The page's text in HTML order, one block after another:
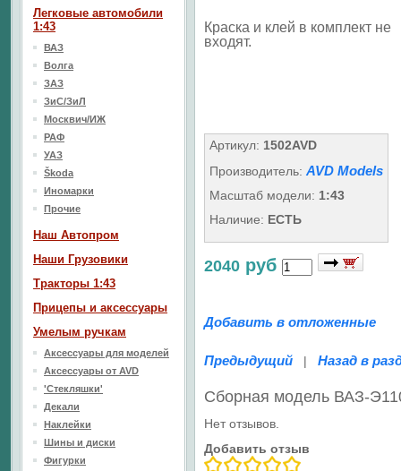
Краска и клей в комплект не
входят.
Артикул: 1502AVD
Производитель: AVD Models
Масштаб модели: 1:43
Наличие: ЕСТЬ
2040 руб
Добавить в отложенные
Предыдущий | Назад в
Сборная модель ВАЗ-
Нет отзывов.
Добавить отзыв
Легковые автомобили
1:43
ВАЗ
Волга
ЗАЗ
ЗиС/ЗиЛ
Москвич/ИЖ
РАФ
УАЗ
Škoda
Иномарки
Прочие
Наш Aвтопром
Наши Грузовики
Тракторы 1:43
Прицепы и аксессуары
Умелым ручкам
Аксессуары для моделей
Аксессуары от AVD
'Стекляшки'
Декали
Наклейки
Шины и диски
Фигурки